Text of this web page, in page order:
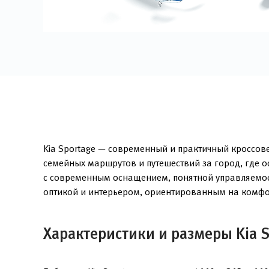
Kia Sportage — современный и практичный
семейных маршрутов и путешествий за город,
с современным оснащением, понятной
оптикой и интерьером, ориентированным на
Характеристики и размеры Kia